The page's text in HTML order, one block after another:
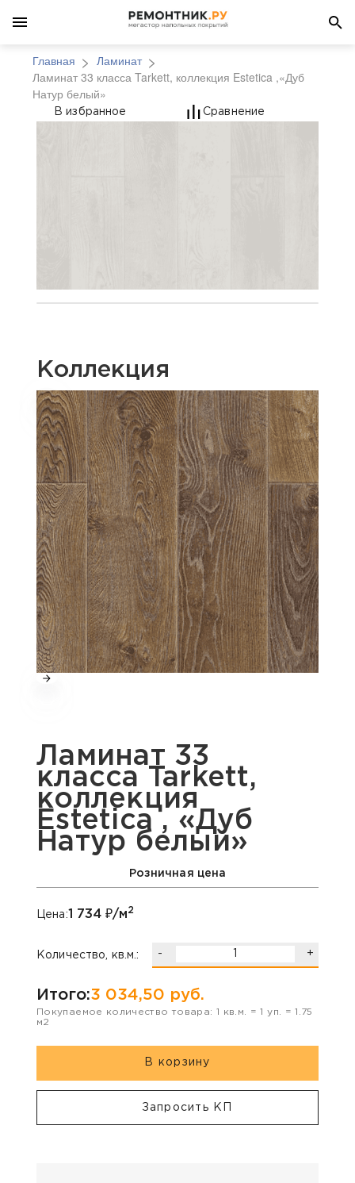
Главная
Ламинат
Ламинат 33 класса Tarkett, коллекция Estetica ,«Дуб
Натур белый»
Ламинат 33 класса
В избранное Сравнение
Коллекция
Ламинат 33
класса Tarkett,
коллекция
Estetica , «Дуб
Натур белый»
Розничная цена
Цена:1 734 ₽/м2
Количество, кв.м.: - +
Итого:3 034,50 руб.
Покупаемое количество товара: 1 кв.м. =1 уп. =1.75
м2
В корзину
Запросить КП